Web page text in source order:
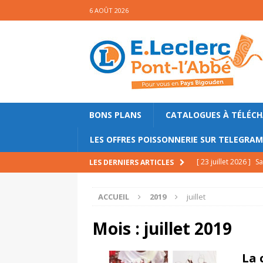
6 AOÛT 2026
BONS PLANS CATALOGUES À
LES OFFRES POISSONNERIE SUR
LES DERNIERS ARTICLES [ 23 juillet 2026 ]
[ 17 juillet 2026 ]
PRINCIPALE
ACCUEIL 2019 juillet
Mois : juillet 2019
La